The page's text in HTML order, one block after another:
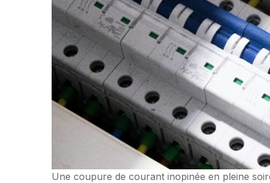
Une coupure de courant inopinée en pleine